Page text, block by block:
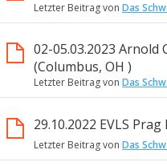
Letzter Beitrag von Das
02-05.03.2023 Arnold
(Columbus, OH )
Letzter Beitrag von Das
29.10.2022 EVLS Prag
Letzter Beitrag von Das